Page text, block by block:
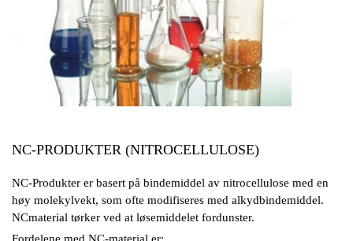
NC-PRODUKTER (NITROCELLULOSE)
NC-Produkter er basert på bindemiddel av nitrocellulose med en
høy molekylvekt, som ofte modifiseres med alkydbindemiddel.
NCmaterial tørker ved at løsemiddelet fordunster.
Fordelene med NC-material er: